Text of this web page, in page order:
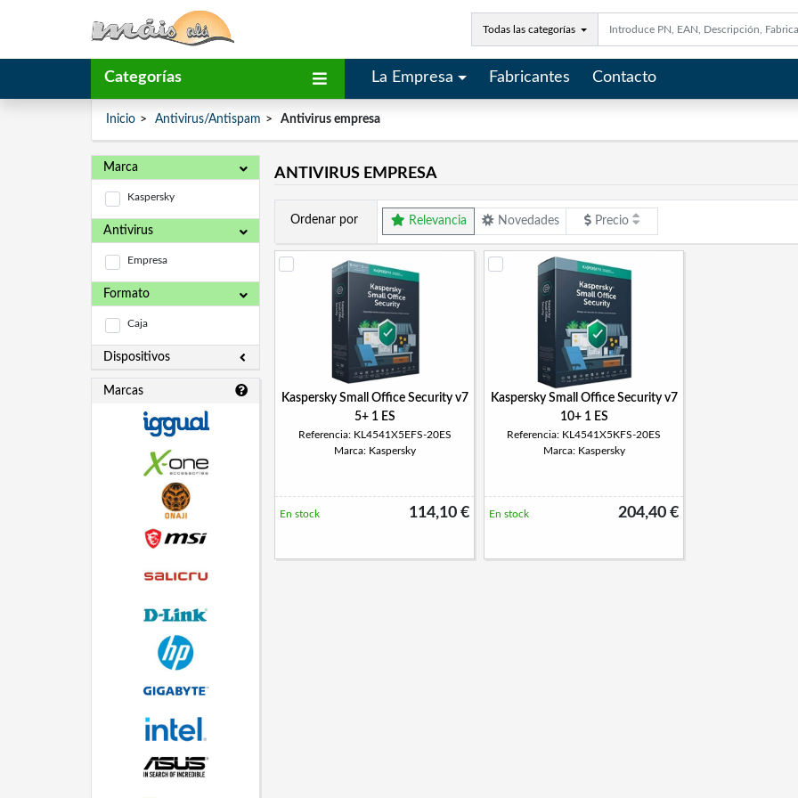
Todas las categorías
Categorías La Empresa Fabricantes Contacto
Inicio Antivirus/Antispam Antivirus empresa
Marca
Kaspersky
Antivirus
Empresa
Formato
Caja
Dispositivos
Marcas
ANTIVIRUS EMPRESA
Ordenar por Relevancia Novedades Precio
Kaspersky Small Office Security v7
5+ 1 ES
Referencia: KL4541X5EFS-20ES
Marca: Kaspersky
114,10 €
En stock
Kaspersky Small Office Security v7
10+ 1 ES
Referencia: KL4541X5KFS-20ES
Marca: Kaspersky
204,40 €
En stock